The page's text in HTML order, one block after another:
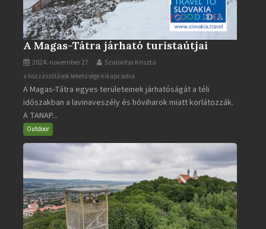
A Magas-Tátra járható turistaútjai
2024. november 27. Szalontai Kriszta
A
Magas-
Tátra
járható
turistaútjai
a hozzászólások lehetősége kikapcsolva
A Magas-Tátra egyes területeinek járhatóságát a téli
időszakban a lavinaveszély és hóviharok miatt korlátozzák.
A TANAP...
Outdoor